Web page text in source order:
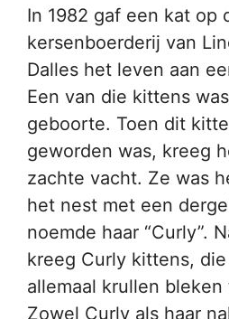
In 1982 gaf een kat op
kersenboerderij van
Dalles het leven aan
Een van die kittens
geboorte. Toen dit
geworden was, kreeg
zachte vacht. Ze was
het nest met een
noemde haar “Curly”.
kreeg Curly kittens,
allemaal krullen bleken
Zowel Curly als haar